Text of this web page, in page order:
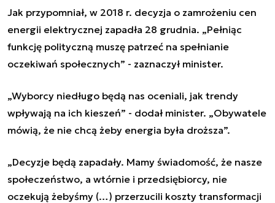
Jak przypomniał, w 2018 r. decyzja o zamrożeniu cen
energii elektrycznej zapadła 28 grudnia. „Pełniąc
funkcję polityczną muszę patrzeć na spełnianie
oczekiwań społecznych” - zaznaczył minister.
„Wyborcy niedługo będą nas oceniali, jak trendy
wpływają na ich kieszeń” - dodał minister. „Obywatele
mówią, że nie chcą żeby energia była droższa”.
„Decyzje będą zapadały. Mamy świadomość, że nasze
społeczeństwo, a wtórnie i przedsiębiorcy, nie
oczekują żebyśmy (…) przerzucili koszty transformacji